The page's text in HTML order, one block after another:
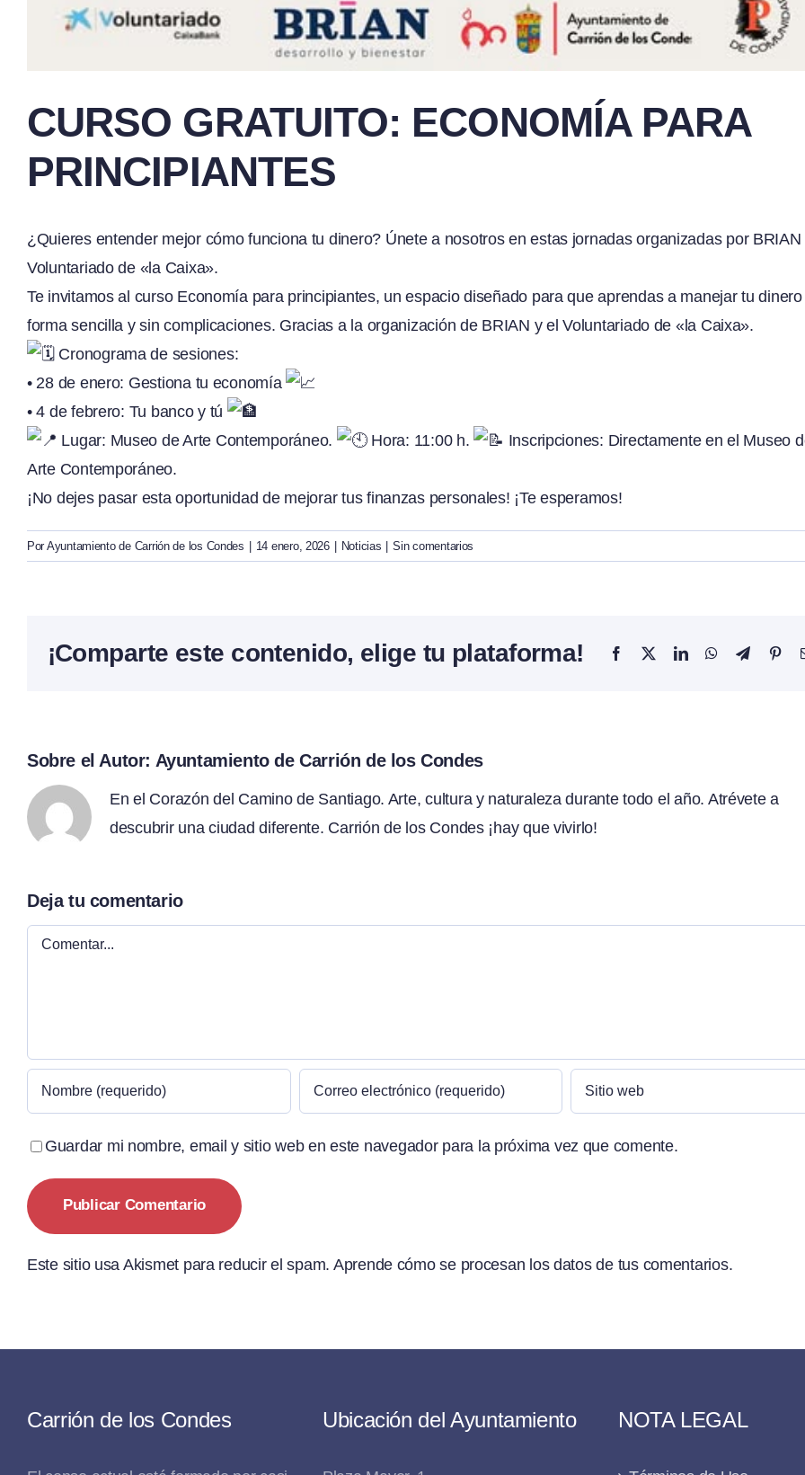
CURSO GRATUITO: ECONOMÍA PARA
PRINCIPIANTES
¿Quieres entender mejor cómo funciona tu dinero? Únete a nosotros en estas jornadas organizadas por BRIAN
Voluntariado de «la Caixa».
Te invitamos al curso Economía para principiantes, un espacio diseñado para que aprendas a manejar tu
forma sencilla y sin complicaciones. Gracias a la organización de BRIAN y el Voluntariado de «la Caixa».
Cronograma de sesiones:
• 28 de enero: Gestiona tu economía
• 4 de febrero: Tu banco y tú
Lugar: Museo de Arte Contemporáneo.
Hora: 11:00 h.
Inscripciones: Directamente en el Museo
Arte Contemporáneo.
¡No dejes pasar esta oportunidad de mejorar tus finanzas personales! ¡Te esperamos!
Por Ayuntamiento de Carrión de los Condes | 14 enero, 2026 | Noticias | Sin comentarios
¡Comparte este contenido, elige tu plataforma! Facebook
X LinkedInWhatsApp
Telegram
Sobre el Autor: Ayuntamiento de Carrión de los Condes
En el Corazón del Camino de Santiago. Arte, cultura y naturaleza durante todo el año. Atrévete a
descubrir una ciudad diferente. Carrión de los Condes ¡hay que vivirlo!
Deja tu comentario
Comentar
Guardar mi nombre, email y sitio web en este navegador para la próxima vez que comente.
Este sitio usa Akismet para reducir el spam. Aprende cómo se procesan los datos de tus comentarios.
Carrión de los Condes Ubicación del Ayuntamiento NOTA LEGAL